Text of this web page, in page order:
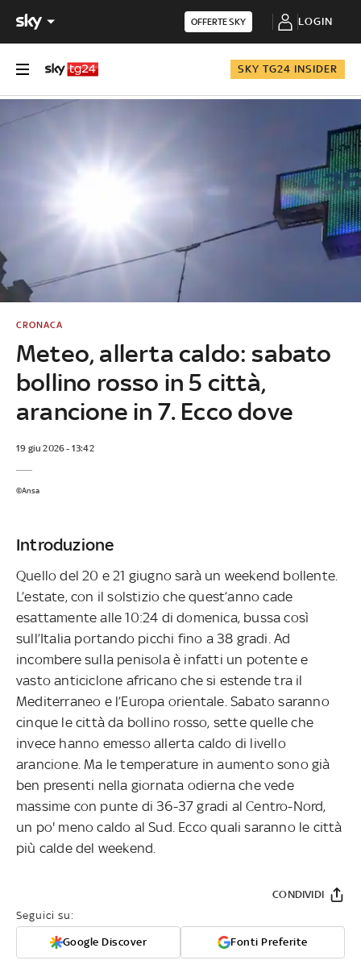
OFFERTE SKY LOGIN
SKY TG24 INSIDER
Meteo, allerta caldo: sabato
bollino rosso in 5 città,
arancione in 7. Ecco dove
CRONACA
19 giu 2026 - 13:42
©Ansa
Introduzione
Quello del 20 e 21 giugno sarà un weekend bollente.
L’estate, con il solstizio che quest’anno cade
esattamente alle 10:24 di domenica, bussa così
sull’Italia portando picchi fino a 38 gradi. Ad
incombere sulla penisola è infatti un potente e
vasto anticiclone africano che si estende tra il
Mediterraneo e l’Europa orientale. Sabato saranno
cinque le città da bollino rosso, sette quelle che
invece hanno emesso allerta caldo di livello
arancione. Ma le temperature in aumento sono già
ben presenti nella giornata odierna che vede
massime con punte di 36-37 gradi al Centro-Nord,
un po' meno caldo al Sud. Ecco quali saranno le città
più calde del weekend.
Seguici su:
Google Discover Fonti Preferite
CONDIVIDI